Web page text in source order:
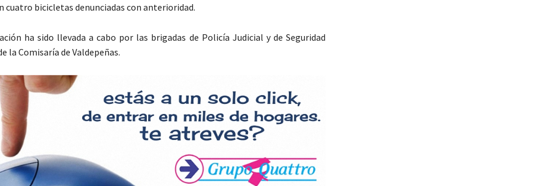
cuatro bicicletas denunciadas con anterioridad.
ha sido llevada a cabo por las brigadas de Policía Judicial y de Seguridad
la Comisaría de Valdepeñas.